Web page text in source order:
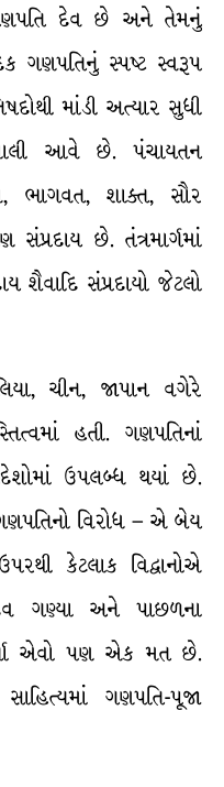
દેવ છે અને તેમનું
ગણપતિનું સ્પષ્ટ સ્વરૂપ
માંડી અત્યાર સુધી
આવે છે. પંચાયતન
શાક્ત, સૌર
સંપ્રદાય છે. તંત્રમાર્ગમાં
સંપ્રદાયો જેટલો
ચીન, જાપાન વગેરે
હતી. ગણપતિનાં
ઉપલબ્ધ થયાં છે.
વિરોધ – એ બેય
કેટલાક વિદ્વાનોએ
ગણ્યા અને પાછળના
એવો પણ એક મત છે.
ગણપતિ-પૂજા